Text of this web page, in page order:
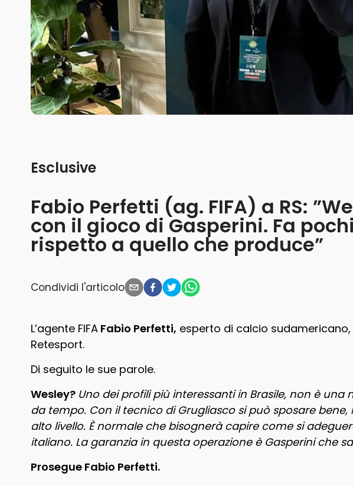
Fabio Perfetti (ag. FIFA) a RS:
con il gioco di Gasperini. Fa
rispetto a quello che produce”
Esclusive
Condividi l'articolo
L’agente FIFA Fabio Perfetti, esperto di calcio
Retesport.
Di seguito le sue parole.
Wesley? Uno dei profili più interessanti in Brasile, non è una
da tempo. Con il tecnico di Grugliasco si può sposare
alto livello. È normale che bisognerà capire come si
italiano. La garanzia in questa operazione è Gasperini che
Prosegue Fabio Perfetti.